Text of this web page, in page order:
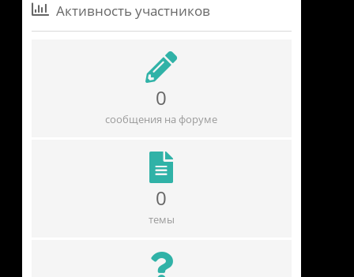
Активность участников
0
сообщения на форуме
0
темы